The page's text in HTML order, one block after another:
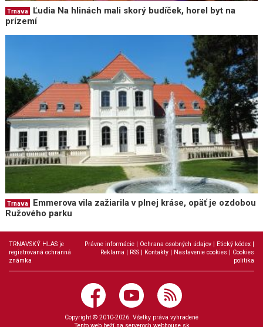
Trnava
Ľudia Na hlinách mali skorý budíček, horel byt na
prízemí
Trnava
Emmerova vila zažiarila v plnej kráse, opäť je ozdobou
Ružového parku
TRNAVSKÝ HLAS je
registrovaná ochranná
známka
Právne informácie | Ochrana osobných údajov | Etický kódex |
Reklama | RSS | Kontakty | Nastavenie cookies | Cookies
politika
Copyright © 2010-2026. Všetky práva vyhradené
Tento web beží na serveroch webhouse.sk